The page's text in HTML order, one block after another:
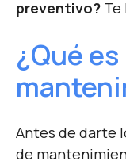
preventivo? Te
¿Qué
Antes de darte
de